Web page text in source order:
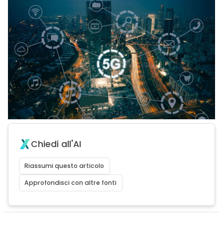
Chiedi all'AI
Riassumi questo articolo
Approfondisci con altre fonti